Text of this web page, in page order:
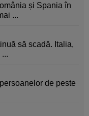
și Spania în
...
să scadă. Italia,
de peste